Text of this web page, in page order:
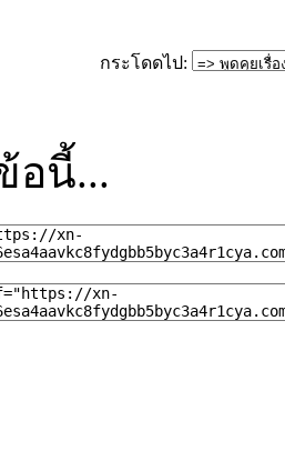
กระโดดไป:
อนี้...